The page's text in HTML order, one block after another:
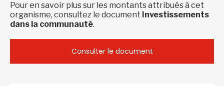
Pour en savoir plus sur les montants attribués à cet
organisme, consultez le document Investissements
dans la communauté.
Consulter le document